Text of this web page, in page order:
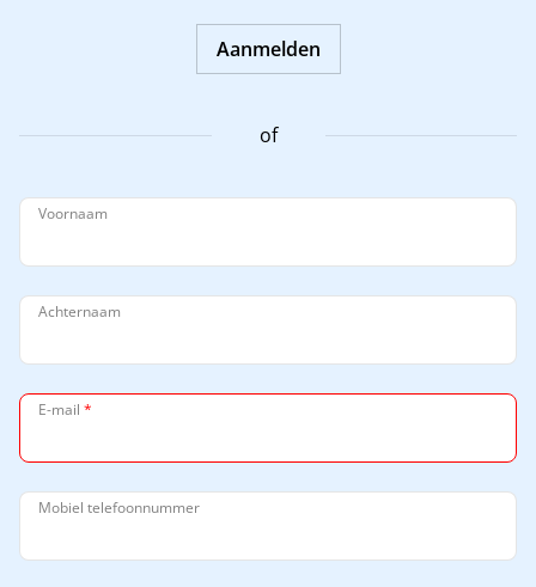
Aanmelden
of
Voornaam
Achternaam
E-mail *
Mobiel telefoonnummer